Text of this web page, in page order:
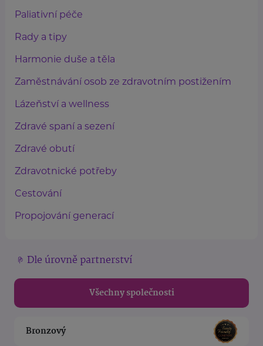
Paliativní péče
Rady a tipy
Harmonie duše a těla
Zaměstnávání osob ze zdravotním postižením
Lázeňství a wellness
Zdravé spaní a sezení
Zdravé obutí
Zdravotnické potřeby
Cestování
Propojování generací
Dle úrovně partnerství
Všechny společnosti
Bronzový